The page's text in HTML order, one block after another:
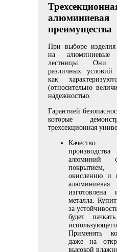
преимущества
При выборе
на алюминиевые
лестницы. Они
различных условий
как
(относительно
надежностью.
Гарантией
которые
трехсекционная
Качество
алюминий
окислению и
изготовлена
металла.
за
будет
Применять
даже на
высокой